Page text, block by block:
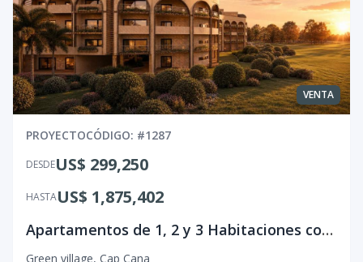
VENTA
PROYECTOCÓDIGO: #1287
DESDEUS$ 299,250
HASTAUS$ 1,875,402
Apartamentos de 1, 2 y 3 Habitaciones con Diseño Garden Living
Green village, Cap Cana